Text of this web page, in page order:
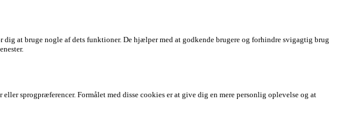
at bruge nogle af dets funktioner. De hjælper med at godkende brugere og forhindre svigagtig brug
sprogpræferencer. Formålet med disse cookies er at give dig en mere personlig oplevelse og at